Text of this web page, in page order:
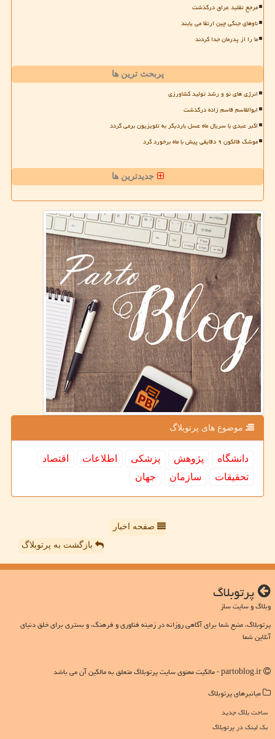
مرجع تقلید عراق درگذشت
ناوهای جنگی چین ارتقا می یابند
ما را از پدرمان جدا کردند
پربحث ترین ها
انرژی های نو و رشد تولید کشاورزی
ابوالقاسم قاسم زاده درگذشت
اکبر عبدی با سریال ماه عسل باردیگر به تلویزیون برمی گردد
موشک فالکون ۹ دقایقی پیش با ماه برخورد کرد
جدیدترین ها
موضوع های پرتوبلاگ
دانشگاه پژوهش پزشكی اطلاعات
اقتصاد
تحقیقات
سازمان جهان
صفحه اخبار
بازگشت به پرتوبلاگ
پرتوبلاگ
وبلاگ و سایت ساز
پرتوبلاگ، منبع شما برای آگاهی روزانه در زمینه فناوری و فرهنگ، و بستری برای خلق دنیای
آنلاین شما
میانبرهای پرتوبلاگ
ساخت بلاگ جدید
بک لینک در پرتوبلاگ